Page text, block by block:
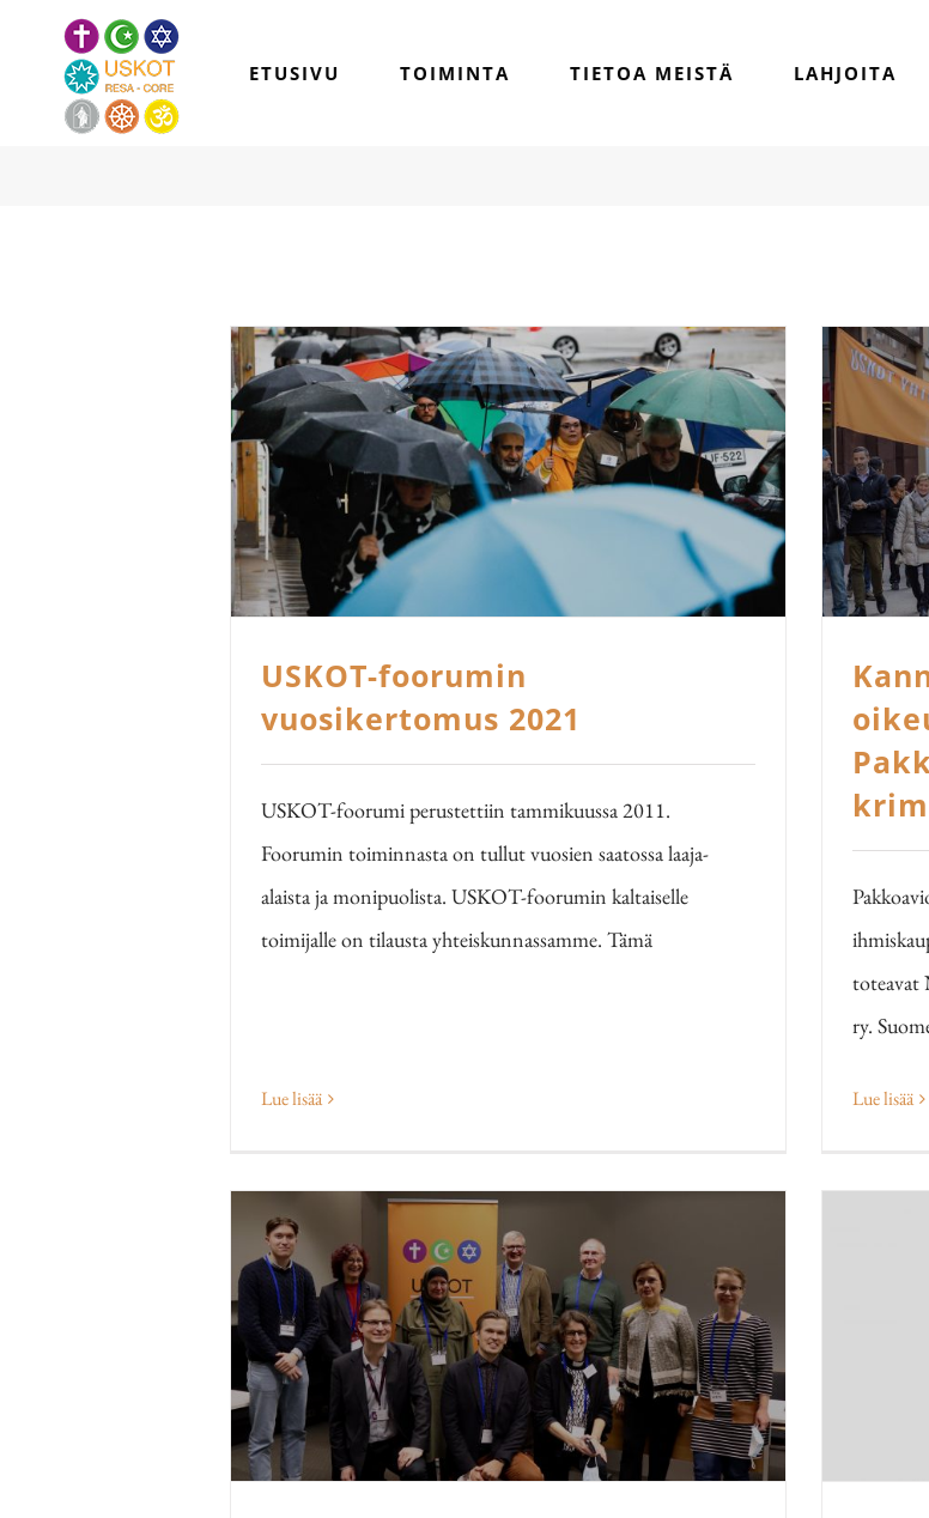
ETUSIVU TOIMINTA TIETOA MEISTÄ LAHJOITA
USKOT-foorumin
vuosikertomus 2021
USKOT-foorumi perustettiin tammikuussa 2011.
Foorumin toiminnasta on tullut vuosien saatossa laaja-
alaista ja monipuolista. USKOT-foorumin kaltaiselle
toimijalle on tilausta yhteiskunnassamme. Tämä
Lue lisää
toteavat
ry.
Lue lisää